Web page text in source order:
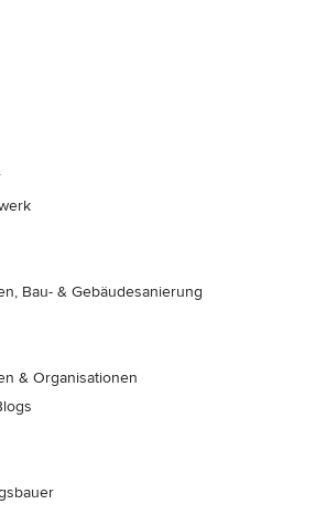
Bau- & Gebäudesanierung
& Organisationen